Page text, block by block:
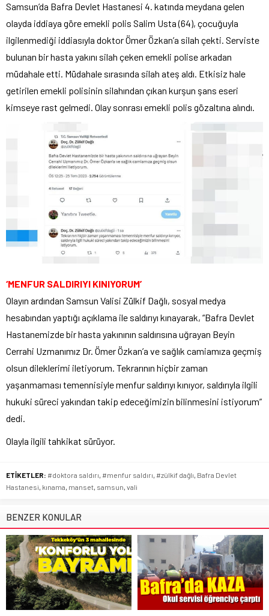
Samsun’da Bafra Devlet Hastanesi 4. katında meydana gelen
olayda iddiaya göre emekli polis Salim Usta (64), çocuğuyla
ilgilenmediği iddiasıyla doktor Ömer Özkan’a silah çekti. Serviste
bulunan bir hasta yakını silah çeken emekli polise arkadan
müdahale etti. Müdahale sırasında silah ateş aldı. Etkisiz hale
getirilen emekli polisinin silahından çıkan kurşun şans eseri
kimseye rast gelmedi. Olay sonrası emekli polis gözaltına alındı.
‘MENFUR SALDIRIYI KINIYORUM’
Olayın ardından Samsun Valisi Zülkif Dağlı, sosyal medya
hesabından yaptığı açıklama ile saldırıyı kınayarak, “Bafra Devlet
Hastanemizde bir hasta yakınının saldırısına uğrayan Beyin
Cerrahi Uzmanımız Dr. Ömer Özkan’a ve sağlık camiamıza geçmiş
olsun dileklerimi iletiyorum. Tekrarının hiçbir zaman
yaşanmaması temennisiyle menfur saldırıyı kınıyor, saldırıyla ilgili
hukuki süreci yakından takip edeceğimizin bilinmesini istiyorum”
dedi.
Olayla ilgili tahkikat sürüyor.
ETİKETLER: #doktora saldırı, #menfur saldırı, #zülkif dağlı, Bafra Devlet
Hastanesi, kınama, manset, samsun, vali
BENZER KONULAR